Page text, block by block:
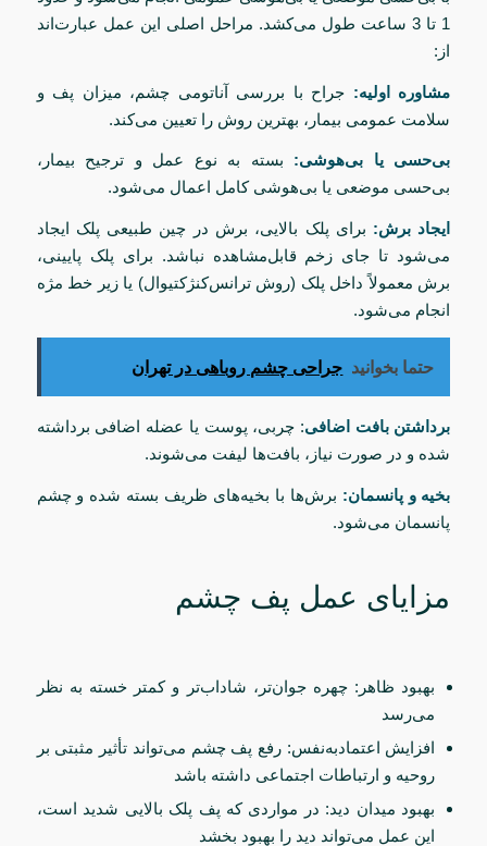
1 تا 3 ساعت طول می‌کشد. مراحل اصلی این عمل عبارت‌اند
از:
مشاوره اولیه: جراح با بررسی آناتومی چشم، میزان پف و
سلامت عمومی بیمار، بهترین روش را تعیین می‌کند.
بی‌حسی یا بی‌هوشی: بسته به نوع عمل و ترجیح بیمار،
بی‌حسی موضعی یا بی‌هوشی کامل اعمال می‌شود.
ایجاد برش: برای پلک بالایی، برش در چین طبیعی پلک ایجاد
می‌شود تا جای زخم قابل‌مشاهده نباشد. برای پلک پایینی،
برش معمولاً داخل پلک (روش ترانس‌کنژکتیوال) یا زیر خط مژه
انجام می‌شود.
حتما بخوانید جراحی چشم روباهی در تهران
برداشتن بافت اضافی: چربی، پوست یا عضله اضافی برداشته
شده و در صورت نیاز، بافت‌ها لیفت می‌شوند.
بخیه و پانسمان: برش‌ها با بخیه‌های ظریف بسته شده و چشم
پانسمان می‌شود.
مزایای عمل پف چشم
بهبود ظاهر: چهره جوان‌تر، شاداب‌تر و کمتر خسته به نظر
می‌رسد
افزایش اعتمادبه‌نفس: رفع پف چشم می‌تواند تأثیر مثبتی بر
روحیه و ارتباطات اجتماعی داشته باشد
بهبود میدان دید: در مواردی که پف پلک بالایی شدید است،
این عمل می‌تواند دید را بهبود بخشد